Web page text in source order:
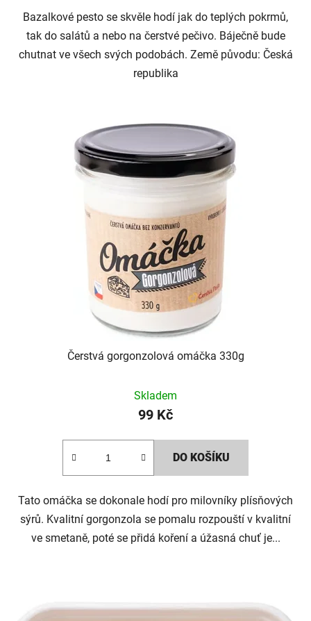
Bazalkové pesto se skvěle hodí jak do teplých pokrmů,
tak do salátů a nebo na čerstvé pečivo. Báječně bude
chutnat ve všech svých podobách. Země původu: Česká
republika
Čerstvá gorgonzolová omáčka 330g
Skladem
99 Kč
DO KOŠÍKU
Tato omáčka se dokonale hodí pro milovníky plísňových
sýrů. Kvalitní gorgonzola se pomalu rozpouští v kvalitní
ve smetaně, poté se přidá koření a úžasná chuť je...